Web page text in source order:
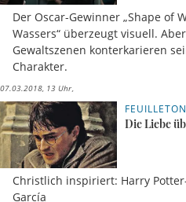
Der Oscar-Gewinner „Shape of
Wassers“ überzeugt visuell.
Gewaltszenen konterkarieren
Charakter.
07.03.2018, 13 Uhr
FEUILLETON
Die Liebe
Christlich inspiriert: Harry
García